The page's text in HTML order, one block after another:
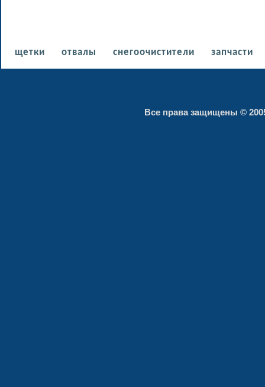
щетки отвалы снегоочистители запчасти
Все права защищены ©